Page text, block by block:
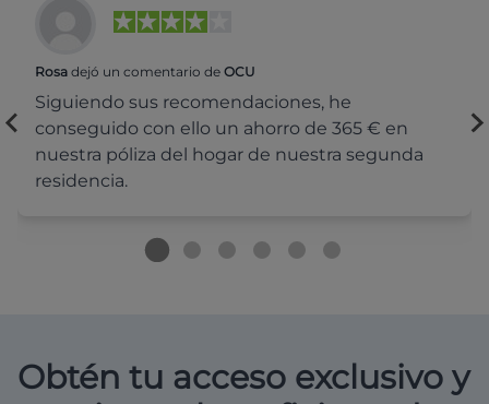
Rosa dejó un comentario de OCU
Siguiendo sus recomendaciones, he
conseguido con ello un ahorro de 365 € en
nuestra póliza del hogar de nuestra segunda
residencia.
Obtén tu acceso exclusivo y